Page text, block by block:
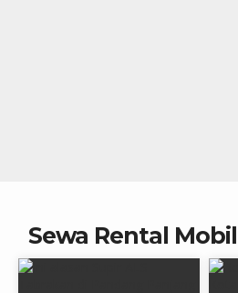
Sewa Rental